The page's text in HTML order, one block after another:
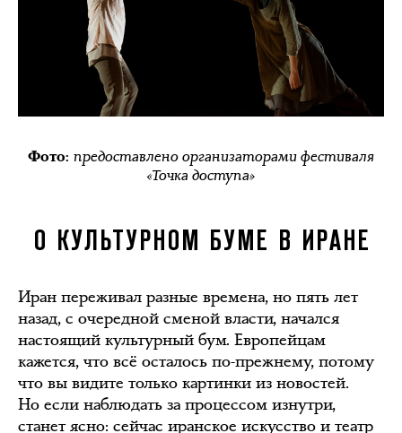
Фото: предоставлено организаторами фестиваля
«Точка доступа»
О КУЛЬТУРНОМ БУМЕ В ИРАНЕ
Иран переживал разные времена, но пять лет
назад, с очередной сменой власти, начался
настоящий культурный бум. Европейцам
кажется, что всё осталось по-прежнему, потому
что вы видите только картинки из новостей.
Но если наблюдать за процессом изнутри,
станет ясно: сейчас иранское искусство и театр